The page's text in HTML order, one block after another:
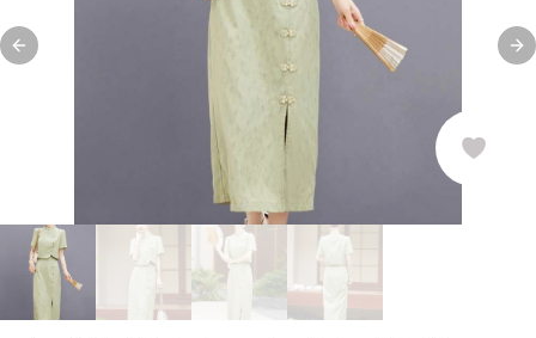
Previous slide